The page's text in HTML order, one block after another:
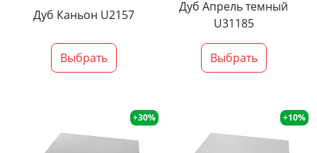
Дуб Каньон U2157
Выбрать
Дуб Апрель темный
U31185
Выбрать
+30% +10%